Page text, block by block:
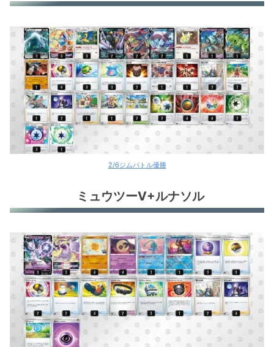
2/6ジムバトル優勝
ミュウツーV+ルナソル